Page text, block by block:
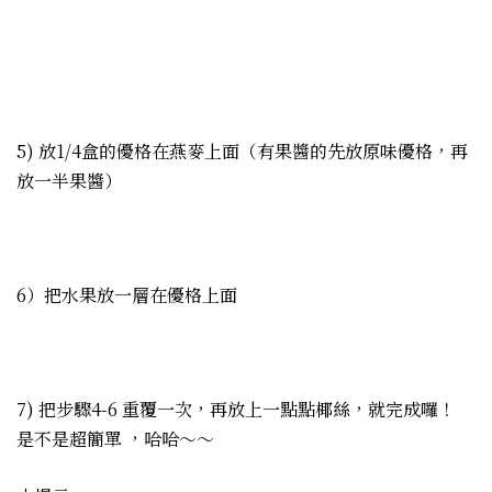
5) 放1/4盒的優格在燕麥上面（有果醬的先放原味優格，再
放一半果醬）
6）把水果放一層在優格上面
7) 把步驟4-6 重覆一次，再放上一點點椰絲，就完成囉！
是不是超簡單 ，哈哈～～